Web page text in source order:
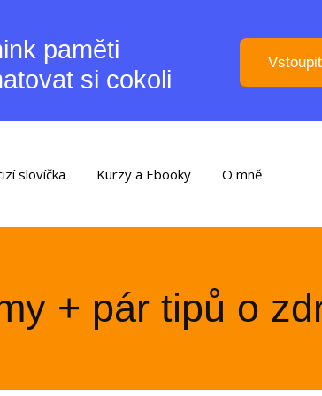
paměti
si cokoli
slovíčka Kurzy a Ebooky O mně
+ pár tipů o